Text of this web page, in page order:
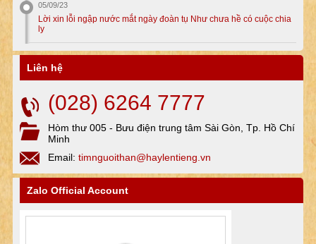
05/09/23
Lời xin lỗi ngập nước mắt ngày đoàn tụ Như chưa hề có cuộc chia
ly
Liên hệ
(028) 6264 7777
Hòm thư 005 - Bưu điện trung tâm Sài Gòn, Tp. Hồ Chí
Minh
Email: timnguoithan@haylentieng.vn
Zalo Official Account